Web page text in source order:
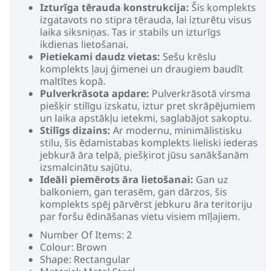
Izturīga tērauda konstrukcija: Šis komplekts
izgatavots no stipra tērauda, lai izturētu visus
laika siksniņas. Tas ir stabils un izturīgs
ikdienas lietošanai.
Pietiekami daudz vietas: Sešu krēslu
komplekts ļauj ģimenei un draugiem baudīt
maltītes kopā.
Pulverkrāsota apdare: Pulverkrāsotā virsma
piešķir stilīgu izskatu, iztur pret skrāpējumiem
un laika apstākļu ietekmi, saglabājot sakoptu.
Stilīgs dizains: Ar modernu, minimālistisku
stilu, šis ēdamistabas komplekts lieliski iederas
jebkurā āra telpā, piešķirot jūsu sanākšanām
izsmalcinātu sajūtu.
Ideāli piemērots āra lietošanai: Gan uz
balkoniem, gan terasēm, gan dārzos, šis
komplekts spēj pārvērst jebkuru āra teritoriju
par foršu ēdināšanas vietu visiem mīļajiem.
Number Of Items: 2
Colour: Brown
Shape: Rectangular